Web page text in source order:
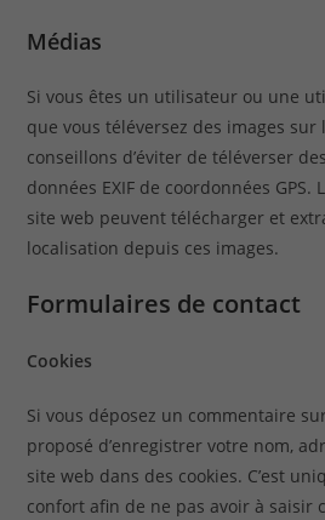
Médias
Si vous êtes un utilisateur ou une
que vous téléversez des images sur
conseillons d’éviter de téléverser
données EXIF de coordonnées GPS.
site web peuvent télécharger et
localisation depuis ces images.
Formulaires de contact
Cookies
Si vous déposez un commentaire
proposé d’enregistrer votre nom,
site web dans des cookies. C’est
confort afin de ne pas avoir à saisir